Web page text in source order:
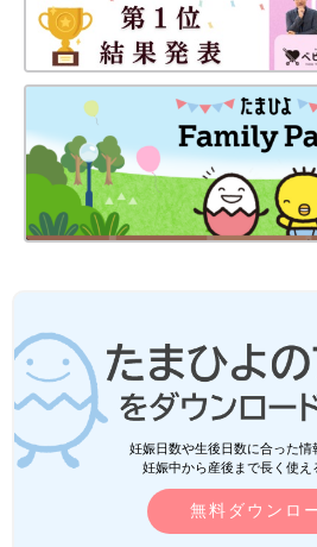
とうりさんは「マシュマロフィールフ
パンダのお耳デザインに、キュンとし
く、着心地も良さそう。フードの中ま
しても◎。これは買いなアイテムです
GUキッズ「冬の
リ！」「フリース
おしゃれアイテム
GUの冬アイテムが
妊娠日数や生後日数に合った情
妊娠中から産後まで長く使え
無料ダウンロ